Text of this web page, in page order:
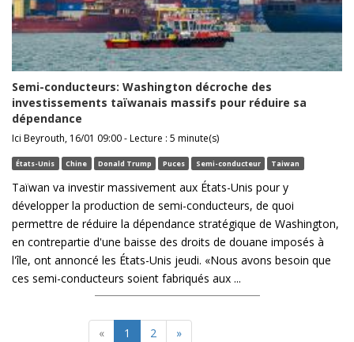
Semi-conducteurs: Washington décroche des
investissements taïwanais massifs pour réduire sa
dépendance
Ici Beyrouth, 16/01 09:00 - Lecture : 5 minute(s)
États-Unis Chine Donald Trump Puces Semi-conducteur Taiwan
Taïwan va investir massivement aux États-Unis pour y
développer la production de semi-conducteurs, de quoi
permettre de réduire la dépendance stratégique de Washington,
en contrepartie d'une baisse des droits de douane imposés à
l'île, ont annoncé les États-Unis jeudi. «Nous avons besoin que
ces semi-conducteurs soient fabriqués aux ...
« 1 2 »